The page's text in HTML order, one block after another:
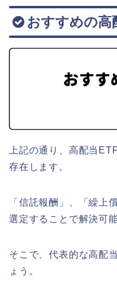
おすすめの高
上記の通り、高配当
存在します。
「信託報酬」、「繰上
選定することで解決可能
そこで、代表的な高配
ょう。